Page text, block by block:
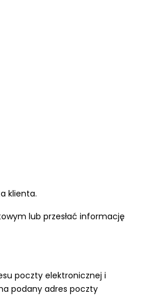
klienta.
lub przesłać informację
poczty elektronicznej i
podany adres poczty